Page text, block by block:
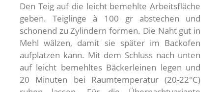
Den Teig auf die leicht bemehlte Arbeitsfläche
geben. Teiglinge à 100 gr abstechen und
schonend zu Zylindern formen. Die Naht gut in
Mehl wälzen, damit sie später im Backofen
aufplatzen kann. Mit dem Schluss nach unten
auf leicht bemehltes Bäckerleinen legen und
20 Minuten bei Raumtemperatur (20-22°C)